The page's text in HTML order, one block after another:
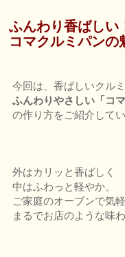
ふんわり香ばしい
コマクルミパンの
今回は、香ばしいクル
ふんわりやさしい「コ
の作り方をご紹介してい
外はカリッと香ばしく
中はふわっと軽やか。
ご家庭のオーブンで気
まるでお店のような味わ